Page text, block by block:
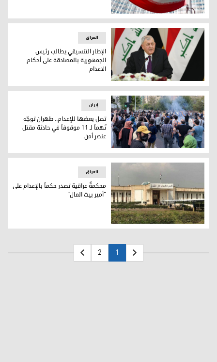
القضاء الإيراني يصدر ثلاثة أحكام إعدام إضافية على صلة
الإطار التنسيقي يطالب رئيس الجمهورية بالمصادقة على أحكام
العراق
الإطار التنسيقي يطالب رئيس
الجمهورية بالمصادقة على أحكام
الاعدام
تصل بعضها للإعدام.. طهران توجّه تُهماً لـ 11 موقوفاً في حادثة مقتل عنصر أمن
إيران
تصل بعضها للإعدام.. طهران توجّه
تُهماً لـ 11 موقوفاً في حادثة مقتل
عنصر أمن
محكمةٌ عراقية تصدر حكماً بالإعدام على "أمير بيت المال"
العراق
محكمةٌ عراقية تصدر حكماً بالإعدام على
"أمير بيت المال"
1
2